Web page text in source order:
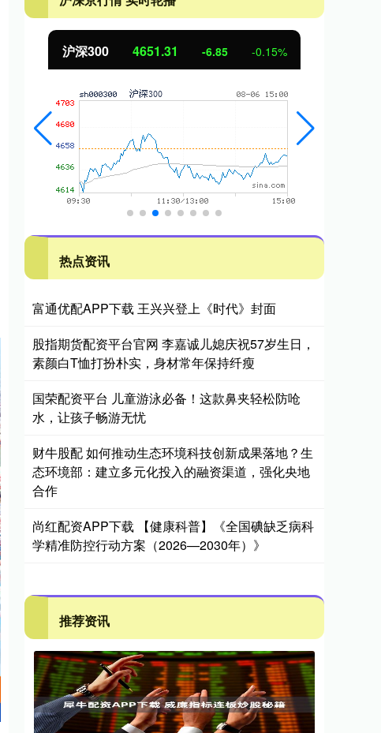
北证50 1122.88 3.42 0.30%
热点资讯
富通优配APP下载 王兴兴登上《时代》封面
股指期货配资平台官网 李嘉诚儿媳庆祝57岁生日，
素颜白T恤打扮朴实，身材常年保持纤瘦
国荣配资平台 儿童游泳必备！这款鼻夹轻松防呛
水，让孩子畅游无忧
财牛股配 如何推动生态环境科技创新成果落地？生
态环境部：建立多元化投入的融资渠道，强化央地
合作
尚红配资APP下载 【健康科普】《全国碘缺乏病科
学精准防控行动方案（2026—2030年）》
推荐资讯